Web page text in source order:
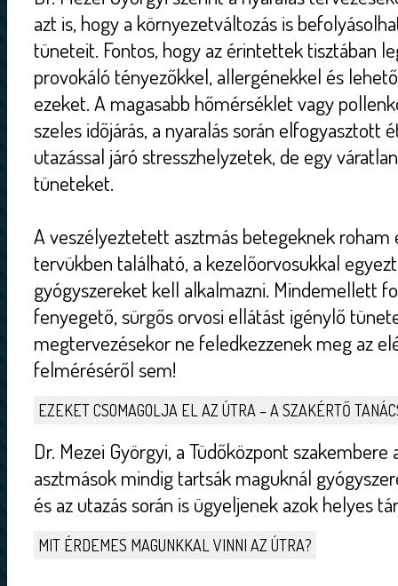
azt is, hogy a környezetváltozás is
tüneteit. Fontos, hogy az érintettek tisztában
provokáló tényezőkkel, allergénekkel és
ezeket. A magasabb hőmérséklet vagy
szeles időjárás, a nyaralás során elfogyasztott
utazással járó stresszhelyzetek, de egy
tüneteket.
A veszélyeztetett asztmás betegeknek roham
tervükben található, a kezelőorvosukkal
gyógyszereket kell alkalmazni. Mindemellett
fenyegető, sürgős orvosi ellátást igénylő
megtervezésekor ne feledkezzenek meg az
felméréséről sem!
EZEKET CSOMAGOLJA EL AZ ÚTRA – A SZAKÉRTŐ
Dr. Mezei Györgyi, a Tüdőközpont szakembere
asztmások mindig tartsák maguknál
és az utazás során is ügyeljenek azok helyes
MIT ÉRDEMES MAGUNKKAL VINNI AZ ÚTRA?